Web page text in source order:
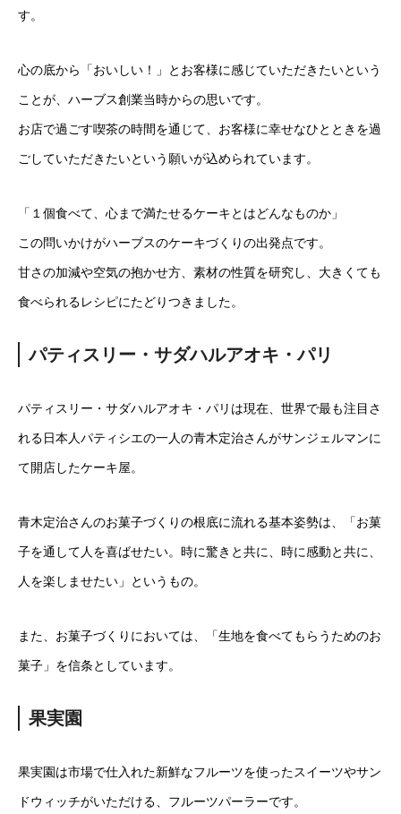
す。
心の底から「おいしい！」とお客様に感じていただきたいという
ことが、ハーブス創業当時からの思いです。
お店で過ごす喫茶の時間を通じて、お客様に幸せなひとときを過
ごしていただきたいという願いが込められています。
「１個食べて、心まで満たせるケーキとはどんなものか」
この問いかけがハーブスのケーキづくりの出発点です。
甘さの加減や空気の抱かせ方、素材の性質を研究し、大きくても
食べられるレシピにたどりつきました。
パティスリー・サダハルアオキ・パリ
パティスリー・サダハルアオキ・パリは現在、世界で最も注目さ
れる日本人パティシエの一人の青木定治さんがサンジェルマンに
て開店したケーキ屋。
青木定治さんのお菓子づくりの根底に流れる基本姿勢は、「お菓
子を通して人を喜ばせたい。時に驚きと共に、時に感動と共に、
人を楽しませたい」というもの。
また、お菓子づくりにおいては、「生地を食べてもらうためのお
菓子」を信条としています。
果実園
果実園は市場で仕入れた新鮮なフルーツを使ったスイーツやサン
ドウィッチがいただける、フルーツパーラーです。